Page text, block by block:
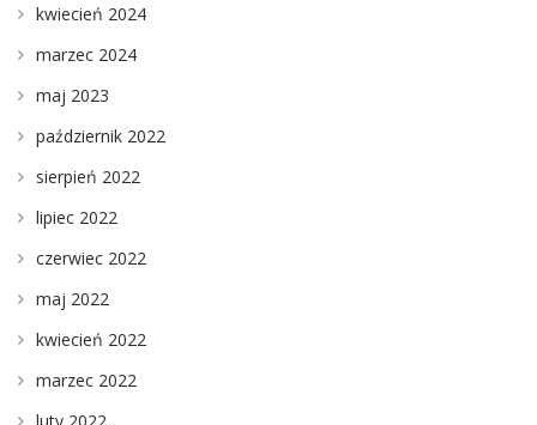
kwiecień 2024
marzec 2024
maj 2023
październik 2022
sierpień 2022
lipiec 2022
czerwiec 2022
maj 2022
kwiecień 2022
marzec 2022
luty 2022